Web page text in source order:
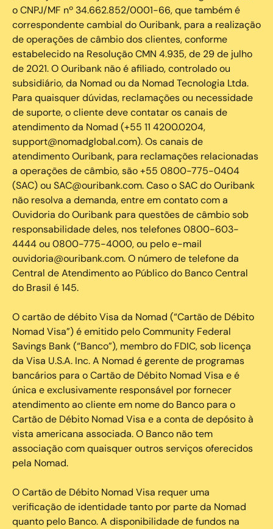
o CNPJ/MF nº 34.662.852/0001-66, que também é
correspondente cambial do Ouribank, para a realização
de operações de câmbio dos clientes, conforme
estabelecido na Resolução CMN 4.935, de 29 de julho
de 2021. O Ouribank não é afiliado, controlado ou
subsidiário, da Nomad ou da Nomad Tecnologia Ltda.
Para quaisquer dúvidas, reclamações ou necessidade
de suporte, o cliente deve contatar os canais de
atendimento da Nomad (+55 11 4200.0204,
support@nomadglobal.com). Os canais de
atendimento Ouribank, para reclamações relacionadas
a operações de câmbio, são +55 0800-775-0404
(SAC) ou SAC@ouribank.com. Caso o SAC do Ouribank
não resolva a demanda, entre em contato com a
Ouvidoria do Ouribank para questões de câmbio sob
responsabilidade deles, nos telefones 0800-603-
4444 ou 0800-775-4000, ou pelo e-mail
ouvidoria@ouribank.com. O número de telefone da
Central de Atendimento ao Público do Banco Central
do Brasil é 145.
O cartão de débito Visa da Nomad (“Cartão de Débito
Nomad Visa”) é emitido pelo Community Federal
Savings Bank (“Banco”), membro do FDIC, sob licença
da Visa U.S.A. Inc. A Nomad é gerente de programas
bancários para o Cartão de Débito Nomad Visa e é
única e exclusivamente responsável por fornecer
atendimento ao cliente em nome do Banco para o
Cartão de Débito Nomad Visa e a conta de depósito à
vista americana associada. O Banco não tem
associação com quaisquer outros serviços oferecidos
pela Nomad.
O Cartão de Débito Nomad Visa requer uma
verificação de identidade tanto por parte da Nomad
quanto pelo Banco. A disponibilidade de fundos na